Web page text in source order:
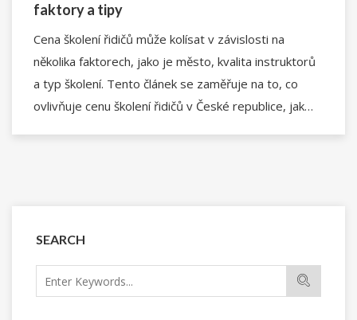
SEARCH
faktory a tipy
Cena školení řidičů může kolísat v závislosti na
několika faktorech, jako je město, kvalita instruktorů
a typ školení. Tento článek se zaměřuje na to, co
ovlivňuje cenu školení řidičů v České republice, jak